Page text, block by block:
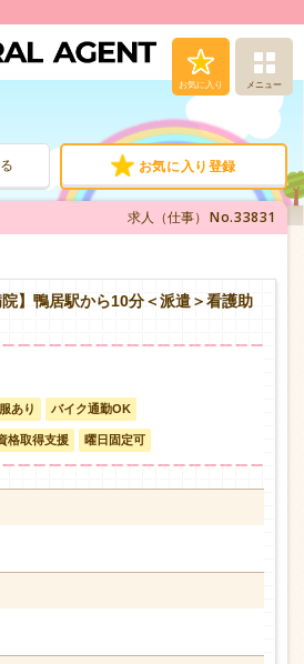
お気に入り メニュー
人材派遣サービス
職支援サービス
録から就業まで
お問い合わせ
お気に入り登録
求人（仕事） No.33831
院】鴨居駅から10分＜派遣＞看護助
あり バイク通勤OK
格取得支援 曜日固定可